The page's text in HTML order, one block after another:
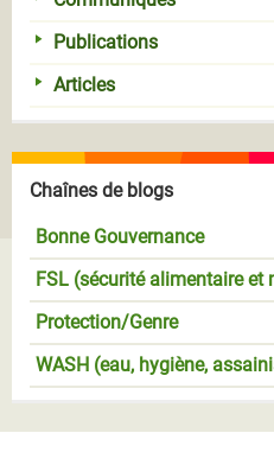
Publications
Articles
Chaînes de blogs
Bonne Gouvernance
FSL (sécurité alimentaire et
Protection/Genre
WASH (eau, hygiène,